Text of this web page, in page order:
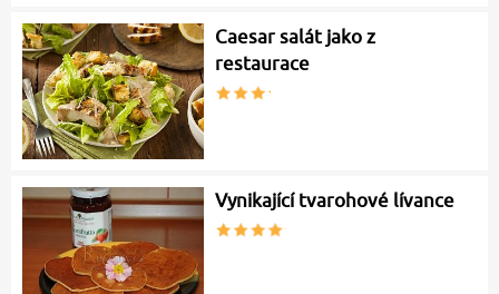
Caesar salát jako z
restaurace
Vynikající tvarohové lívance